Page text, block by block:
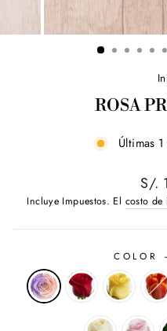
ROSA
Últimas
S/.
Incluye Impuestos. El costo de
COLOR